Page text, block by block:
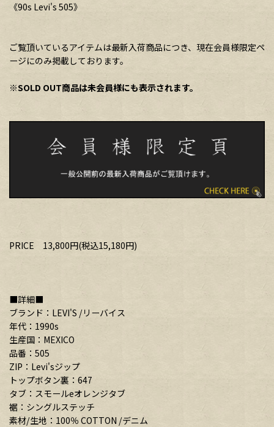
《90s Levi's 505》
ご覧頂いているアイテムは最新入荷商品につき、現在会員様限定ペ
ージにのみ掲載しております。
※SOLD OUT商品は未会員様にも表示されます。
PRICE 13,800円(税込15,180円)
■詳細■
ブランド：LEVI'S /リーバイス
年代：1990s
生産国：MEXICO
品番：505
ZIP：Levi'sジップ
トップボタン裏：647
タブ：スモールeオレンジタブ
裾：シングルステッチ
素材/生地：100％ COTTON /デニム